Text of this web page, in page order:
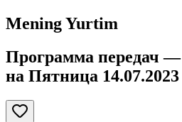
Mening Yurtim
Программа передач —
на Пятница 14.07.2023